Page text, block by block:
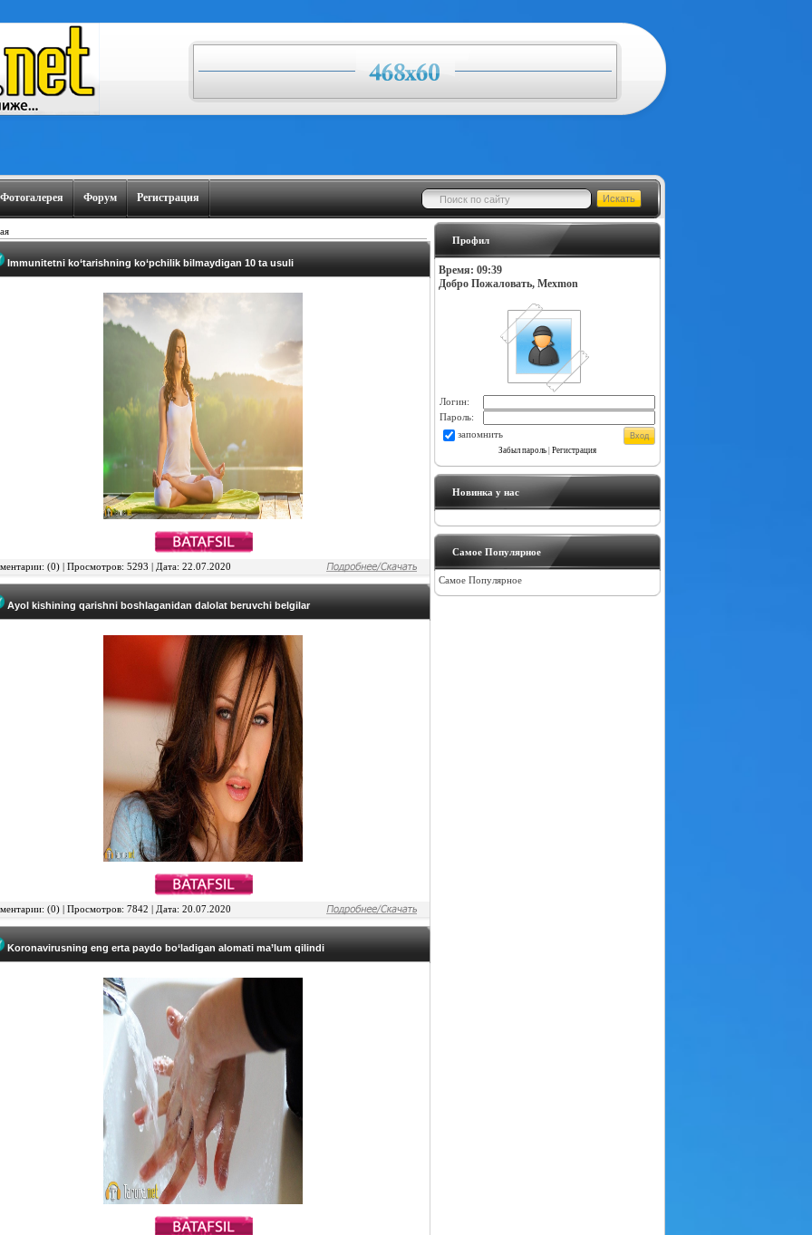
Фотогалерея Форум Регистрация
Immunitetni ko‘tarishning ko‘pchilik bilmaydigan 10 ta usuli
(0) | Просмотров: 5293 | Дата: 22.07.2020
Ayol kishining qarishni boshlaganidan dalolat beruvchi belgilar
(0) | Просмотров: 7842 | Дата: 20.07.2020
Koronavirusning eng erta paydo bo‘ladigan alomati ma’lum qilindi
Профил
Время: 09:39
Добро Пожаловать, Mexmon
Логин:
Пароль:
запомнить
Забыл пароль| Регистрация
Новинка у нас
Самое Популярное
Самое Популярное